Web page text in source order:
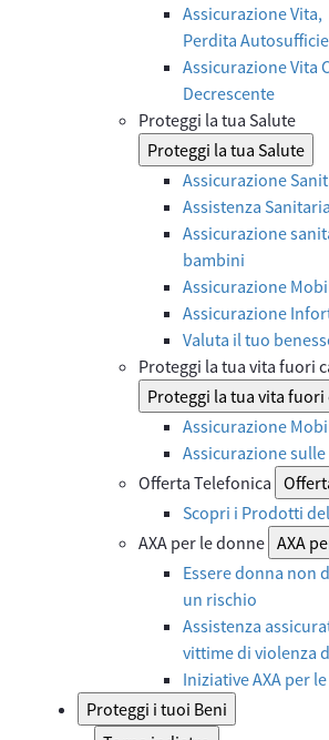
Assicurazione
Perdita
Assicurazione Vita
Decrescente
Proteggi la tua Salute
Proteggi la tua Salute
Assicurazione
Assistenza Sanitaria
Assicurazione
bambini
Assicurazione
Assicurazione
Valuta il tuo
Proteggi la tua vita fuori
Proteggi la tua vita fuori
Assicurazione
Assicurazione sulle
Offerta Telefonica
Scopri i Prodotti
AXA per le donne AXA
Essere donna non
un rischio
Assistenza
vittime di violenza
Iniziative AXA per
Proteggi i tuoi Beni